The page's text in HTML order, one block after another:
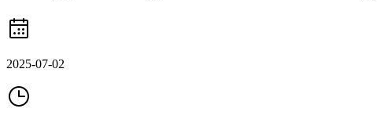
2025-07-02